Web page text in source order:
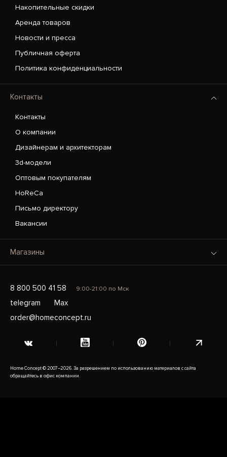
Накопительные скидки
Аренда товаров
Новости и пресса
Публичная оферта
Политика конфиденциальности
Контакты
Контакты
О компании
Дизайнерам и архитекторам
3d-модели
Оптовым покупателям
HoReCa
Письмо директору
Вакансии
Магазины
8 800 500 41 58 9:00-21:00 по Мск
telegram
Max
order@homeconcept.ru
Home Concept © 2007–2026. За разрешением по использованию материалов с сайта
обращайтесь в офис компании.